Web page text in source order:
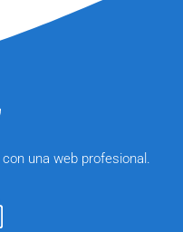
una web profesional.